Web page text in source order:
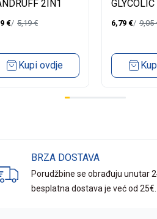
2IN1
€ 5,19€
Kupi ovdje
GLYCOLIC
6,79 € 9,05
BRZA DOSTAVA
Porudžbine se obrađuju unutar
besplatna dostava je već od 25€.